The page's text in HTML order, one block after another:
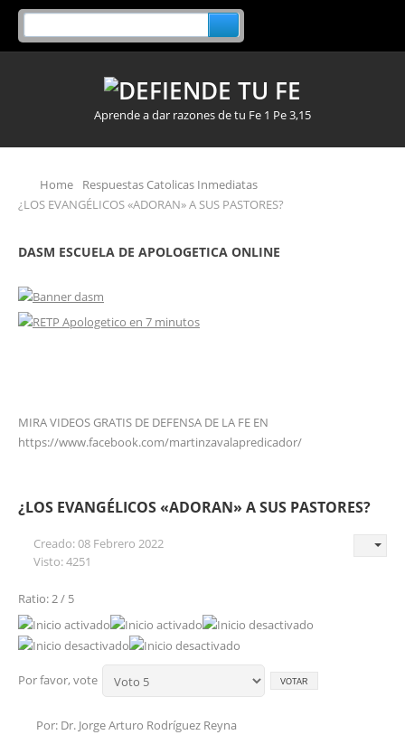
Aprende a dar razones de tu Fe 1 Pe 3,15
Home
Respuestas Catolicas Inmediatas
¿LOS EVANGÉLICOS «ADORAN» A SUS PASTORES?
DASM ESCUELA DE APOLOGETICA ONLINE
MIRA VIDEOS GRATIS DE DEFENSA DE LA FE EN
https://www.facebook.com/martinzavalapredicador/
¿LOS EVANGÉLICOS «ADORAN» A SUS PASTORES?
Creado: 08 Febrero 2022
Visto: 4251
Ratio: 2 / 5
Por favor, vote
Por: Dr. Jorge Arturo Rodríguez Reyna